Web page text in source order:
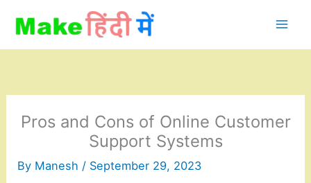
content
Pros and Cons of Online Customer
Support Systems
By Manesh / September 29, 2023